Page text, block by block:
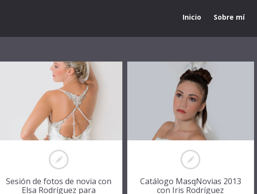
Inicio Sobre mí
Sesión de fotos de novia con
Elsa Rodríguez para
Catálogo MasqNovias 2013
con Iris Rodríguez